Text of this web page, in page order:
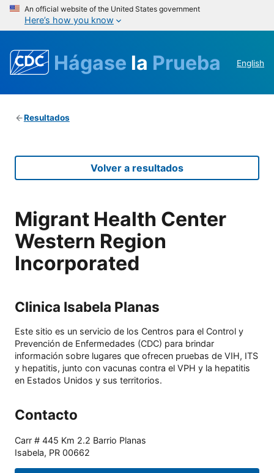
An official website of the United States government
Here’s how you know
Hágase la Prueba English
Resultados
Volver a resultados
Migrant Health Center
Western Region
Incorporated
Clinica Isabela Planas
Este sitio es un servicio de los Centros para el Control y
Prevención de Enfermedades (CDC) para brindar
información sobre lugares que ofrecen pruebas de VIH, ITS
y hepatitis, junto con vacunas contra el VPH y la hepatitis
en Estados Unidos y sus territorios.
Contacto
Carr # 445 Km 2.2 Barrio Planas
Isabela, PR 00662